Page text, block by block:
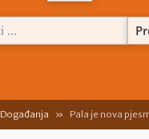
Događanja Pala je nova